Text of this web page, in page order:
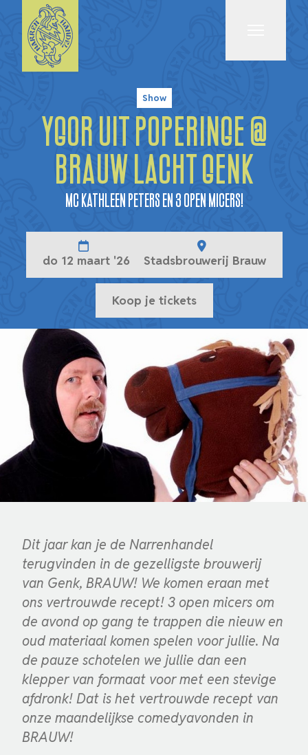
Show
Ygor uit Poperinge @
Brauw Lacht Genk
MC Kathleen Peters en 3 open micers!
do 12 maart '26 Stadsbrouwerij Brauw
Koop je tickets
Dit jaar kan je de Narrenhandel
terugvinden in de gezelligste brouwerij
van Genk, BRAUW! We komen eraan met
ons vertrouwde recept! 3 open micers om
de avond op gang te trappen die nieuw en
oud materiaal komen spelen voor jullie. Na
de pauze schotelen we jullie dan een
klepper van formaat voor met een stevige
afdronk! Dat is het vertrouwde recept van
onze maandelijkse comedyavonden in
BRAUW!